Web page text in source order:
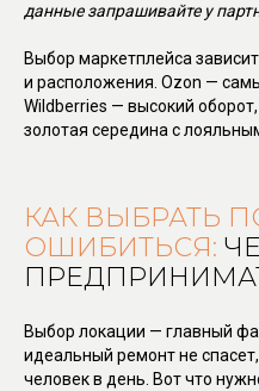
данные запрашивайте у
Выбор маркетплейса
и расположения. Ozon —
Wildberries — высокий
золотая середина с
КАК ВЫБРАТЬ
ОШИБИТЬСЯ:
Выбор локации — главный
идеальный ремонт не
человек в день. Вот что